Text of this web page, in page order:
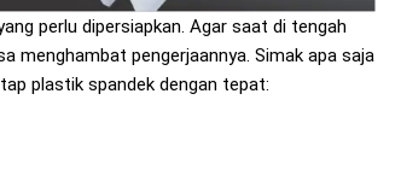
perlu dipersiapkan. Agar saat di tengah
menghambat pengerjaannya. Simak apa saja
plastik spandek dengan tepat: